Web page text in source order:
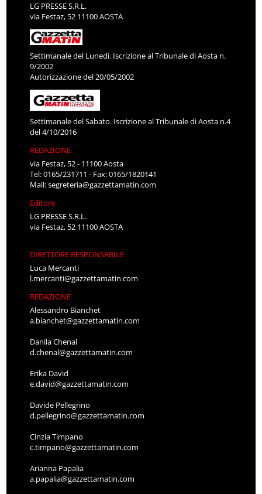
LG PRESSE S.R.L.
via Festaz, 52 11100 AOSTA
Settimanale del Lunedì. Iscrizione al Tribunale di Aosta n.
9/2002
Autorizzazione del 20/05/2002
Settimanale del Sabato. Iscrizione al Tribunale di Aosta n.4
del 4/10/2016
REDAZIONE
via Festaz, 52 - 11100 Aosta
Tel: 0165/231711 - Fax: 0165/1820141
Mail:segreteria@gazzettamatin.com
Editore
LG PRESSE S.R.L.
via Festaz, 52 11100 AOSTA
DIRETTORE RESPONSABILE
Luca Mercanti
l.mercanti@gazzettamatin.com
REDAZIONE
Alessandro Bianchet
a.bianchet@gazzettamatin.com
Danila Chenal
d.chenal@gazzettamatin.com
Erika David
e.david@gazzettamatin.com
Davide Pellegrino
d.pellegrino@gazzettamatin.com
Cinzia Timpano
c.timpano@gazzettamatin.com
Arianna Papalia
a.papalia@gazzettamatin.com